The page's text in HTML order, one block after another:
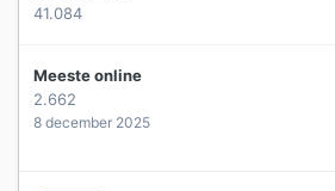
41.084
Meeste online
2.662
8 december 2025